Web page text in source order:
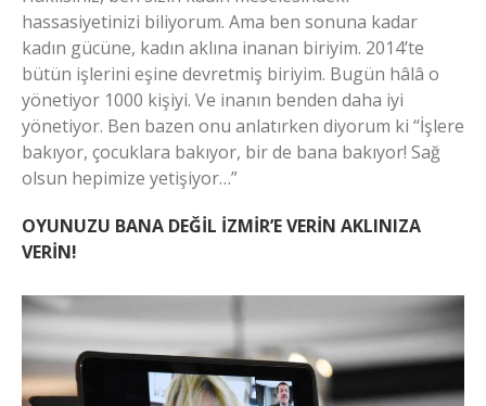
hassasiyetinizi biliyorum. Ama ben sonuna kadar
kadın gücüne, kadın aklına inanan biriyim. 2014’te
bütün işlerini eşine devretmiş biriyim. Bugün hâlâ o
yönetiyor 1000 kişiyi. Ve inanın benden daha iyi
yönetiyor. Ben bazen onu anlatırken diyorum ki “İşlere
bakıyor, çocuklara bakıyor, bir de bana bakıyor! Sağ
olsun hepimize yetişiyor…”
OYUNUZU BANA DEĞİL İZMİR’E VERİN AKLINIZA
VERİN!